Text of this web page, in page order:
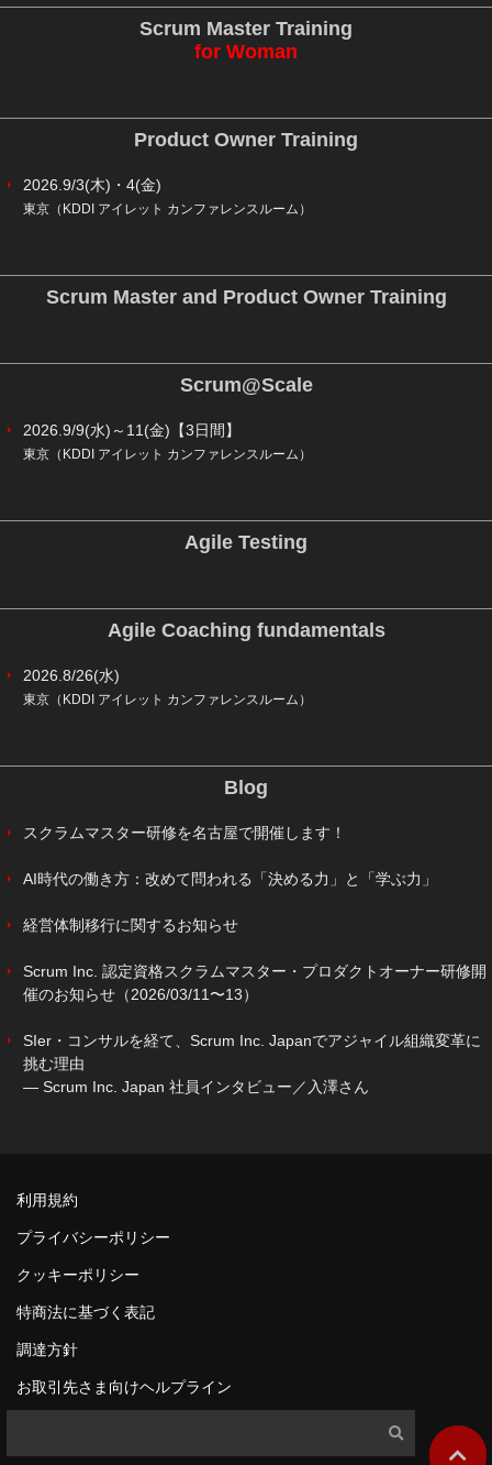
Scrum Master Training
for Woman
Product Owner Training
2026.9/3(木)・4(金)
東京（KDDI アイレット カンファレンスルーム）
Scrum Master and Product Owner Training
Scrum@Scale
2026.9/9(水)～11(金)【3日間】
東京（KDDI アイレット カンファレンスルーム）
Agile Testing
Agile Coaching fundamentals
2026.8/26(水)
東京（KDDI アイレット カンファレンスルーム）
Blog
スクラムマスター研修を名古屋で開催します！
AI時代の働き方：改めて問われる「決める力」と「学ぶ力」
経営体制移行に関するお知らせ
Scrum Inc. 認定資格スクラムマスター・プロダクトオーナー研修開
催のお知らせ（2026/03/11〜13）
SIer・コンサルを経て、Scrum Inc. Japanでアジャイル組織変革に
挑む理由
― Scrum Inc. Japan 社員インタビュー／入澤さん
利用規約
プライバシーポリシー
クッキーポリシー
特商法に基づく表記
調達方針
お取引先さま向けヘルプライン